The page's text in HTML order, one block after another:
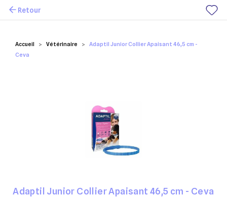
Mes favoris
Accueil Vétérinaire
Adaptil Junior Collier Apaisant 46,5 cm -
Ceva
Retour
Adaptil Junior Collier Apaisant 46,5 cm - Ceva